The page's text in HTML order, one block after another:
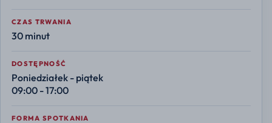
CZAS TRWANIA
30 minut
DOSTĘPNOŚĆ
Poniedziałek - piątek
09:00 - 17:00
FORMA SPOTKANIA